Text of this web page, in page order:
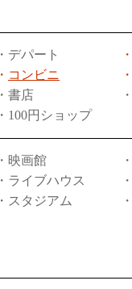
・デパート ・
・ コンビニ ・
・書店
・100円ショップ
・映画館
・ライブハウス
・スタジアム